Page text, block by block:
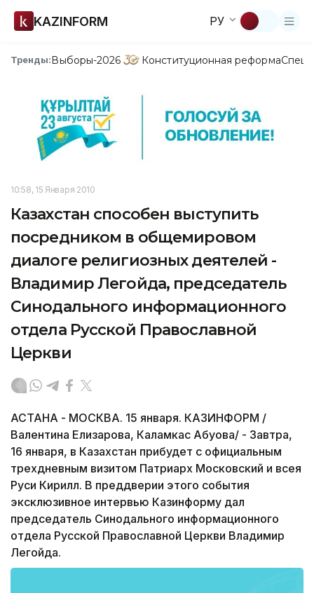
KAZINFORM РУ
Тренды:Выборы-2026 Конституционная реформа
10:58, 15 Января 2010
Казахстан способен выступить
посредником в общемировом
диалоге религиозных деятелей -
Владимир Легойда, председатель
Синодального информационного
отдела Русской Православной
Церкви
АСТАНА - МОСКВА. 15 января. КАЗИНФОРМ /
Валентина Елизарова, Каламкас Абуова/ - Завтра,
16 января, в Казахстан прибудет с официальным
трехдневным визитом Патриарх Московский и всея
Руси Кирилл. В преддверии этого события
эксклюзивное интервью Казинформу дал
председатель Синодального информационного
отдела Русской Православной Церкви Владимир
Легойда.